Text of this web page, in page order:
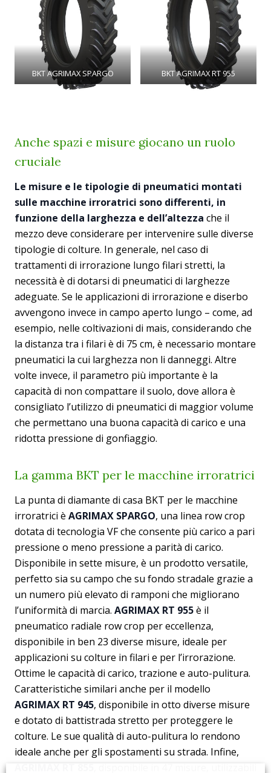
BKT AGRIMAX SPARGO BKT AGRIMAX RT 955
Anche spazi e misure giocano un ruolo
cruciale
Le misure e le tipologie di pneumatici montati
sulle macchine irroratrici sono differenti, in
funzione della larghezza e dell’altezza che il
mezzo deve considerare per intervenire sulle diverse
tipologie di colture. In generale, nel caso di
trattamenti di irrorazione lungo filari stretti, la
necessità è di dotarsi di pneumatici di larghezze
adeguate. Se le applicazioni di irrorazione e diserbo
avvengono invece in campo aperto lungo – come, ad
esempio, nelle coltivazioni di mais, considerando che
la distanza tra i filari è di 75 cm, è necessario montare
pneumatici la cui larghezza non li danneggi. Altre
volte invece, il parametro più importante è la
capacità di non compattare il suolo, dove allora è
consigliato l’utilizzo di pneumatici di maggior volume
che permettano una buona capacità di carico e una
ridotta pressione di gonfiaggio.
La gamma BKT per le macchine irroratrici
La punta di diamante di casa BKT per le macchine
irroratrici è AGRIMAX SPARGO, una linea row crop
dotata di tecnologia VF che consente più carico a pari
pressione o meno pressione a parità di carico.
Disponibile in sette misure, è un prodotto versatile,
perfetto sia su campo che su fondo stradale grazie a
un numero più elevato di ramponi che migliorano
l’uniformità di marcia. AGRIMAX RT 955è il
pneumatico radiale row crop per eccellenza,
disponibile in ben 23 diverse misure, ideale per
applicazioni su colture in filari e per l’irrorazione.
Ottime le capacità di carico, trazione e auto-pulitura.
Caratteristiche similari anche per il modello
AGRIMAX RT 945, disponibile in otto diverse misure
e dotato di battistrada stretto per proteggere le
colture. Le sue qualità di auto-pulitura lo rendono
ideale anche per gli spostamenti su strada. Infine,